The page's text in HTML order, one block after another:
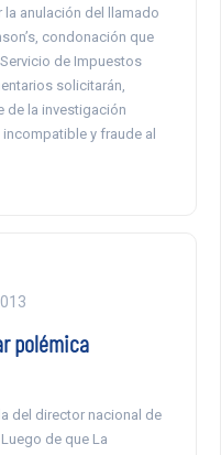
anulación del llamado
condonación que
de Impuestos
solicitarán,
de la investigación
y fraude al
polémica
del director nacional de
de que La